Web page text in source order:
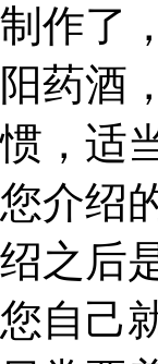
制作了
阳药酒
惯，适
您介绍
绍之后
您自己